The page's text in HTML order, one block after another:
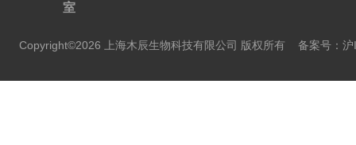
室
Copyright©2026 上海木辰生物科技有限公司 版权所有 备案号：